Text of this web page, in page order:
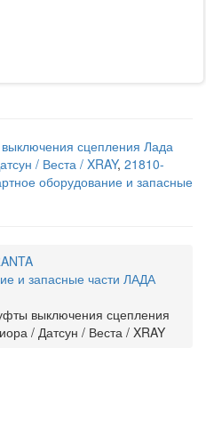
сцепления Лада
/ Веста / XRAY, 21810-
оборудование и запасные
и запасные части ЛАДА
выключения сцепления
/ Датсун / Веста / XRAY